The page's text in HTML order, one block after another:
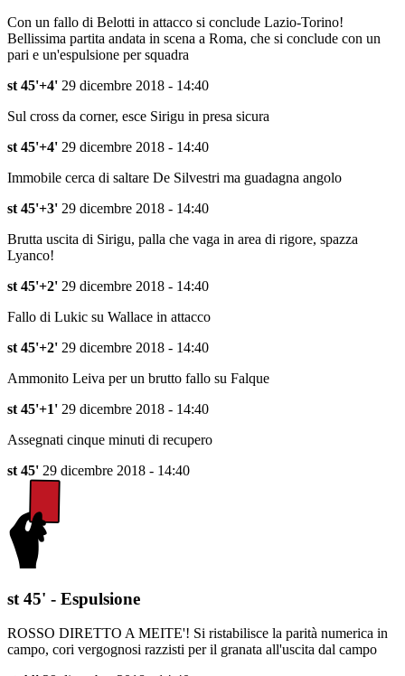
Con un fallo di Belotti in attacco si conclude Lazio-Torino!
Bellissima partita andata in scena a Roma, che si conclude con un
pari e un'espulsione per squadra
st 45'+4' 29 dicembre 2018 - 14:40
Sul cross da corner, esce Sirigu in presa sicura
st 45'+4' 29 dicembre 2018 - 14:40
Immobile cerca di saltare De Silvestri ma guadagna angolo
st 45'+3' 29 dicembre 2018 - 14:40
Brutta uscita di Sirigu, palla che vaga in area di rigore, spazza
Lyanco!
st 45'+2' 29 dicembre 2018 - 14:40
Fallo di Lukic su Wallace in attacco
st 45'+2' 29 dicembre 2018 - 14:40
Ammonito Leiva per un brutto fallo su Falque
st 45'+1' 29 dicembre 2018 - 14:40
Assegnati cinque minuti di recupero
st 45' 29 dicembre 2018 - 14:40
st 45' - Espulsione
ROSSO DIRETTO A MEITE'! Si ristabilisce la parità numerica in
campo, cori vergognosi razzisti per il granata all'uscita dal campo